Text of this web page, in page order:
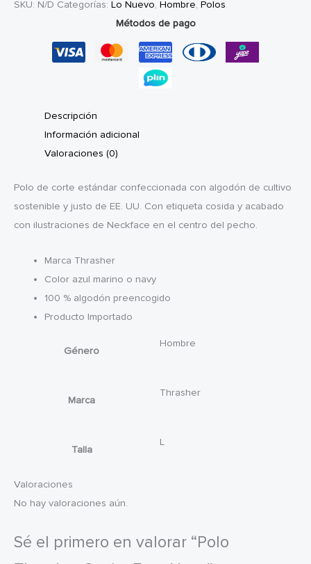
Navy
SKU: N/D Categorías: Lo Nuevo, Hombre, Polos
Métodos de pago
Descripción
Información adicional
Valoraciones (0)
Polo de corte estándar confeccionada con algodón de cultivo
sostenible y justo de EE. UU. Con etiqueta cosida y acabado
con ilustraciones de Neckface en el centro del pecho.
Marca Thrasher
Color azul marino o navy
100 % algodón preencogido
Producto Importado
Género
Hombre
Marca
Thrasher
Talla
L
Valoraciones
No hay valoraciones aún.
Sé el primero en valorar “Polo